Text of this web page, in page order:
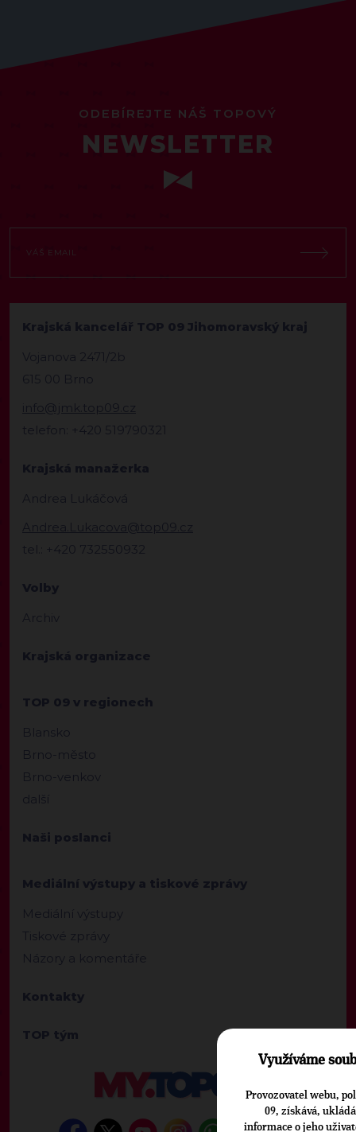
ODEBÍREJTE NÁŠ TOPOVÝ
NEWSLETTER
Krajská kancelář TOP 09 Jihomoravský kraj
Vojanova 2471/2b
615 00 Brno
info@jmk.top09.cz
telefon: +420 519790321
Krajská manažerka
Andrea Lukáčová
Andrea.Lukacova@top09.cz
tel.: +420 732550932
Volby
Archiv
Krajská organizace
TOP 09 v regionech
Blansko
Brno-město
Brno-venkov
další
Naši poslanci
Mediální výstupy a tiskové zprávy
Mediální výstupy
Tiskové zprávy
Názory a komentáře
Kontakty
TOP tým
Využíváme
Provozovatel webu,
09, získává,
informace o jeho